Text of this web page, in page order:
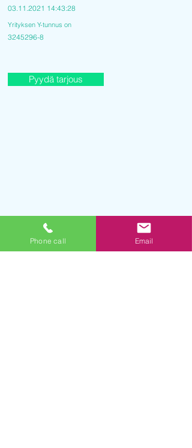
03.11.2021 14:43:28
Yrityksen Y-tunnus on
3245296-8
Pyydä tarjous
Phone call Email